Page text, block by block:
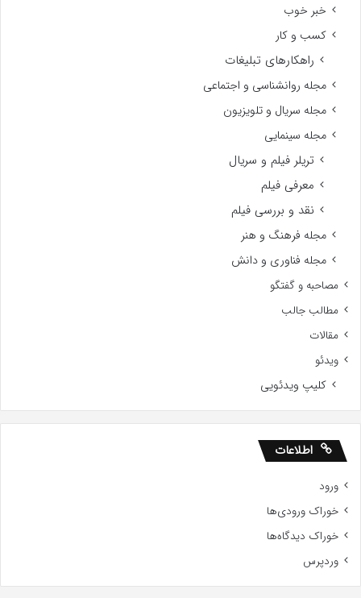
خبر خوب
کسب و کار
راهکارهای تبلیغات
مجله روانشناسی و اجتماعی
مجله سریال و تلویزیون
مجله سینمایی
تریلر فیلم و سریال
معرفی فیلم
نقد و بررسی فیلم
مجله فرهنگ و هنر
مجله فناوری و دانش
مصاحبه و گفتگو
مطالب جالب
مقالات
ویدئو
کلیپ ویدئویی
اطلاعات
ورود
خوراک ورودی‌ها
خوراک دیدگاه‌ها
وردپرس